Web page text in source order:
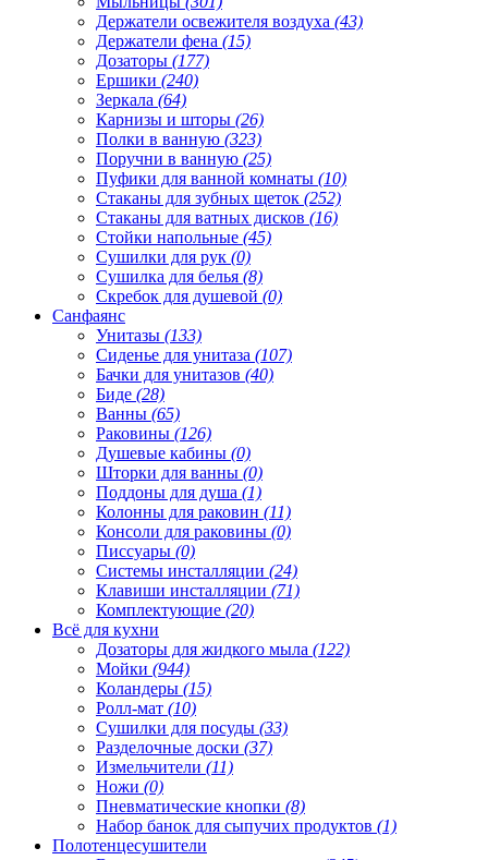
Держатели освежителя воздуха (43)
Держатели фена (15)
Дозаторы (177)
Ершики (240)
Зеркала (64)
Карнизы и шторы (26)
Полки в ванную (323)
Поручни в ванную (25)
Пуфики для ванной комнаты (10)
Стаканы для зубных щеток (252)
Стаканы для ватных дисков (16)
Стойки напольные (45)
Сушилки для рук (0)
Сушилка для белья (8)
Скребок для душевой (0)
Санфаянс
Унитазы (133)
Сиденье для унитаза (107)
Бачки для унитазов (40)
Биде (28)
Ванны (65)
Раковины (126)
Душевые кабины (0)
Шторки для ванны (0)
Поддоны для душа (1)
Колонны для раковин (11)
Консоли для раковины (0)
Писсуары (0)
Системы инсталляции (24)
Клавиши инсталляции (71)
Комплектующие (20)
Всё для кухни
Дозаторы для жидкого мыла (122)
Мойки (944)
Коландеры (15)
Ролл-мат (10)
Сушилки для посуды (33)
Разделочные доски (37)
Измельчители (11)
Ножи (0)
Пневматические кнопки (8)
Набор банок для сыпучих продуктов (1)
Полотенцесушители